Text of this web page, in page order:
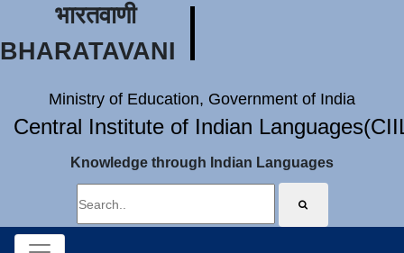
भारतवाणी
BHARATAVANI
Ministry of Education, Government of India
Central Institute of Indian
Knowledge through Indian Languages